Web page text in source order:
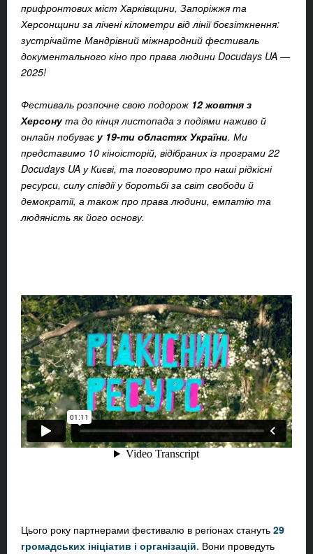
прифронтових міст Харківщини, Запоріжжя та
Херсонщини за лічені кілометри від лінії боєзіткнення:
зустрічайте Мандрівний міжнародний фестиваль
документального кіно про права людини Docudays UA —
2025!
Фестиваль розпочне свою подорож 12 жовтня з
Херсонута до кінця листопада з подіями наживо й
онлайн побуває у 19-ти областях України. Ми
представимо 10 кіноісторій, відібраних із програми 22
Docudays UA у Києві, та поговоримо про наші рідкісні
ресурси, силу співдії у боротьбі за світ свободи й
демократії, а також про права людини, емпатію та
людяність як його основу.
Цього року партнерами фестивалю в регіонах стануть 29
громадських ініціатив і організацій. Вони проведуть